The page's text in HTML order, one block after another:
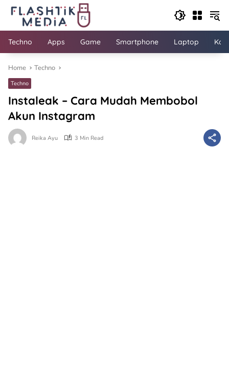
Skip
content
Techno Apps Game Smartphone Laptop
Home Techno
Techno
Instaleak – Cara Mudah Membobol
Akun Instagram
Reika Ayu 3 Min Read